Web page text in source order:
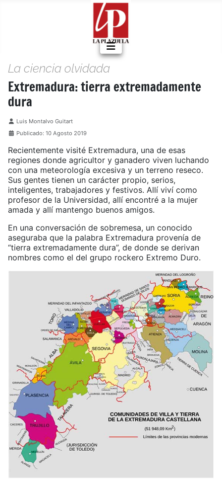
La ciencia olvidada
Extremadura: tierra extremadamente
dura
Detalles
Luis Montalvo Guitart
Publicado: 10 Agosto 2019
Recientemente visité Extremadura, una de esas
regiones donde agricultor y ganadero viven luchando
con una meteorología excesiva y un terreno reseco.
Sus gentes tienen un carácter propio, serios,
inteligentes, trabajadores y festivos. Allí viví como
profesor de la Universidad, allí encontré a la mujer
amada y allí mantengo buenos amigos.
En una conversación de sobremesa, un conocido
aseguraba que la palabra Extremadura provenía de
“tierra extremadamente dura”, de donde se derivan
nombres como el del grupo rockero Extremo Duro.